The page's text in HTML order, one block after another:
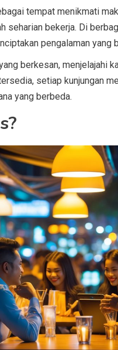
tempat menikmati
seharian bekerja. Di
pengalaman yang
berkesan, menjelajahi
setiap kunjungan
yang berbeda.